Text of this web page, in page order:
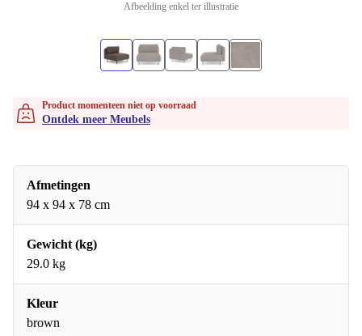
Afbeelding enkel ter illustratie
Product momenteen niet op voorraad
Ontdek meer Meubels
Afmetingen
94 x 94 x 78 cm
Gewicht (kg)
29.0 kg
Kleur
brown